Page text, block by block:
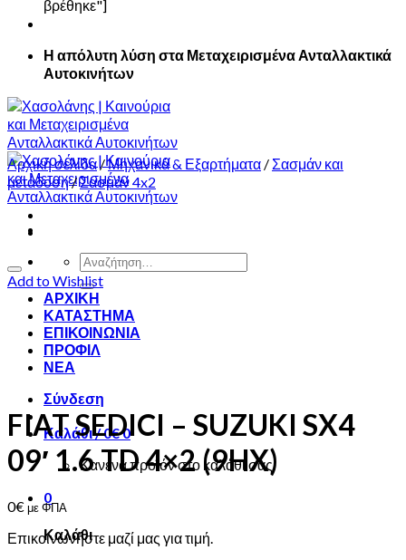
βρέθηκε"]
Η απόλυτη λύση στα Μεταχειρισμένα Ανταλλακτικά
Αυτοκινήτων
Αναζήτηση
για:
ΑΡΧΙΚΗ
ΚΑΤΑΣΤΗΜΑ
ΕΠΙΚΟΙΝΩΝΙΑ
ΠΡΟΦΙΛ
ΝΕΑ
Σύνδεση
Καλάθι /0€0
Κανένα προϊόν στο καλάθι σας.
0
Καλάθι
Αρχική σελίδα /Μηχανικά & Εξαρτήματα / Σασμάν και
μετάδοση/Σασμάν 4x2
Add to Wishlist
FIAT SEDICI – SUZUKI SX4
09′ 1.6 TD 4×2 (9HX)
0€με ΦΠΑ
Επικοινωνήστε μαζί μας για τιμή.